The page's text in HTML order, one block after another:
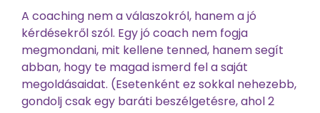
A coaching nem a válaszokról, hanem a jó
kérdésekről szól. Egy jó coach nem fogja
megmondani, mit kellene tenned, hanem segít
abban, hogy te magad ismerd fel a saját
megoldásaidat. (Esetenként ez sokkal nehezebb,
gondolj csak egy baráti beszélgetésre, ahol 2